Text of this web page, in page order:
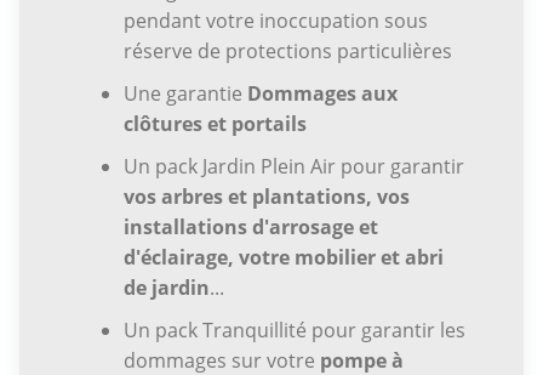
pendant votre inoccupation sous
réserve de protections particulières
Une garantie Dommages aux
clôtures et portails
Un pack Jardin Plein Air pour garantir
vos arbres et plantations, vos
installations d'arrosage et
d'éclairage, votre mobilier et abri
de jardin...
Un pack Tranquillité pour garantir les
dommages sur votre pompe à